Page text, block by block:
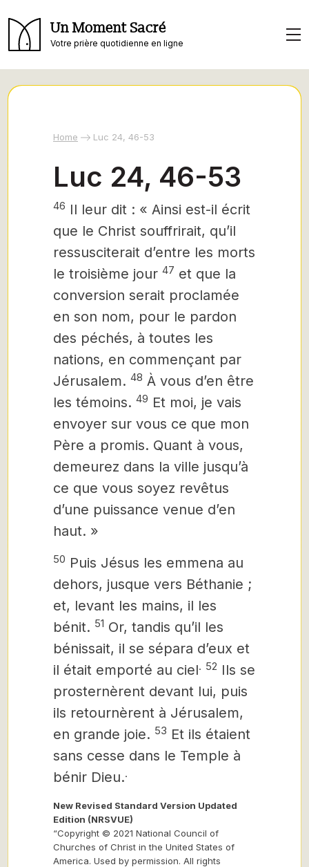
Un Moment Sacré
Votre prière quotidienne en ligne
Home Luc 24, 46-53
Luc 24, 46-53
46 Il leur dit : « Ainsi est-il écrit
que le Christ souffrirait, qu’il
ressusciterait d’entre les morts
le troisième jour 47 et que la
conversion serait proclamée
en son nom, pour le pardon
des péchés, à toutes les
nations, en commençant par
Jérusalem. 48 À vous d’en être
les témoins. 49 Et moi, je vais
envoyer sur vous ce que mon
Père a promis. Quant à vous,
demeurez dans la ville jusqu’à
ce que vous soyez revêtus
d’une puissance venue d’en
haut. »
50 Puis Jésus les emmena au
dehors, jusque vers Béthanie ;
et, levant les mains, il les
bénit. 51 Or, tandis qu’il les
bénissait, il se sépara d’eux et
il était emporté au ciel. 52 Ils se
prosternèrent devant lui, puis
ils retournèrent à Jérusalem,
en grande joie. 53 Et ils étaient
sans cesse dans le Temple à
bénir Dieu..
New Revised Standard Version Updated
Edition (NRSVUE)
“Copyright © 2021 National Council of
Churches of Christ in the United States of
America. Used by permission. All rights